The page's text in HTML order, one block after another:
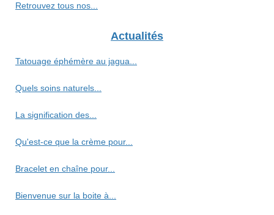
Retrouvez tous nos...
Actualités
Tatouage éphémère au jagua...
Quels soins naturels...
La signification des...
Qu'est-ce que la crème pour...
Bracelet en chaîne pour...
Bienvenue sur la boite à...